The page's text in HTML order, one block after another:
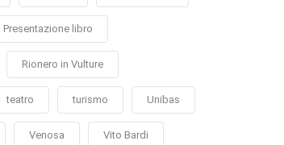
Presentazione libro
Rionero in Vulture
teatro turismo Unibas
Venosa Vito Bardi